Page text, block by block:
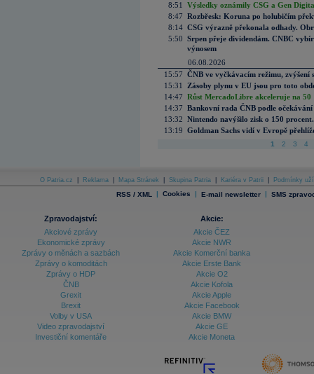
8:51
Výsledky oznámily CSG a Gen
8:47 Rozbřesk: Koruna po holubičím
8:14 CSG výrazně překonala odhady.
5:50 Srpen přeje dividendám. CNBC
výnosem
06.08.2026
15:57 ČNB ve vyčkávacím režimu, zvýšení
15:31
Zásoby plynu v EU jsou pro toto
14:47 Růst MercadoLibre akceleruje na
14:37 Bankovní rada ČNB podle
13:32 Nintendo navýšilo zisk o 150
13:19 Goldman Sachs vidí v Evropě
1 2 3 4
O Patria.cz Reklama Mapa Stránek Skupina Patria Kariéra v Patrii Podmínky
RSS / XML | Cookies | E-mail newsletter | SMS
Zpravodajství:
Akciové zprávy
Ekonomické zprávy
Zprávy o měnách a sazbách
Zprávy o komoditách
Zprávy o HDP
ČNB
Grexit
Brexit
Volby v USA
Video zpravodajství
Investiční komentáře
Akcie:
Akcie ČEZ
Akcie NWR
Akcie Komerční banka
Akcie Erste Bank
Akcie O2
Akcie Kofola
Akcie Apple
Akcie Facebook
Akcie BMW
Akcie GE
Akcie Moneta